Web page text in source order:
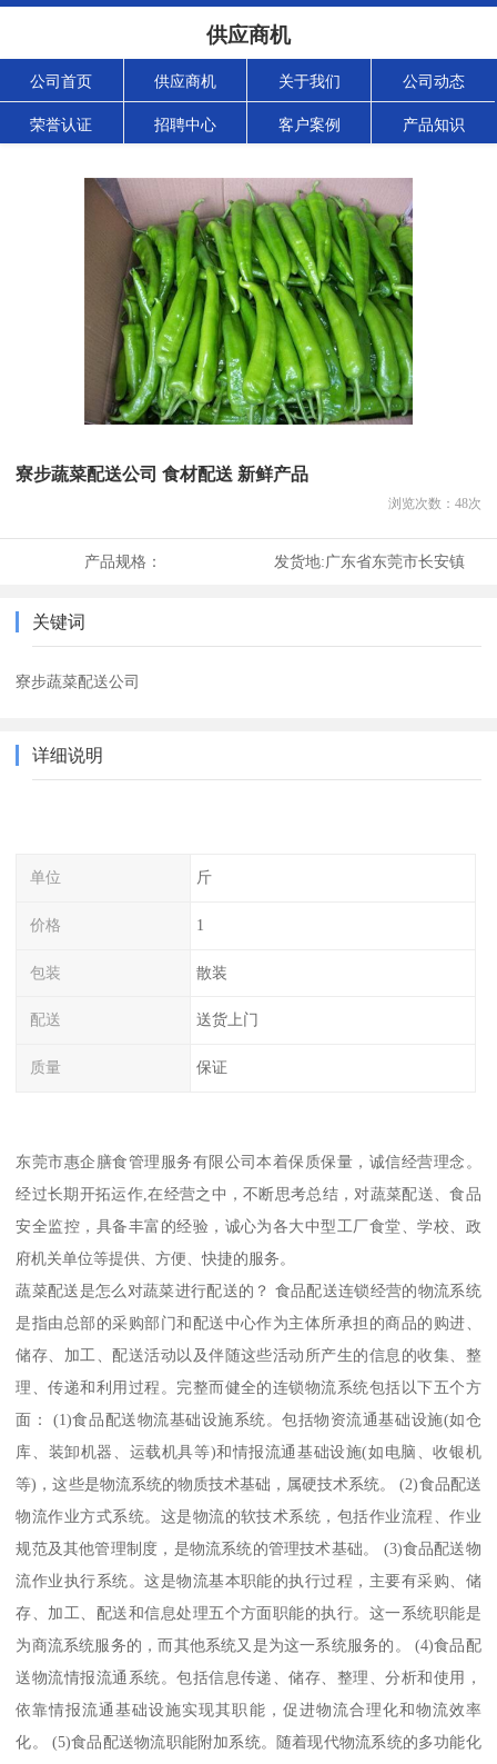
供应商机
公司首页 供应商机 关于我们 公司动态
荣誉认证 招聘中心 客户案例 产品知识
寮步蔬菜配送公司 食材配送 新鲜产品
浏览次数： 48次
产品规格： 发货地:广东省东莞市长安镇
关键词
寮步蔬菜配送公司
详细说明
单位 斤
价格 1
包装 散装
配送 送货上门
质量 保证
东莞市惠企膳食管理服务有限公司本着保质保量，诚信经营理念。
经过长期开拓运作,在经营之中，不断思考总结，对蔬菜配送、食品
安全监控，具备丰富的经验，诚心为各大中型工厂食堂、学校、政
府机关单位等提供、方便、快捷的服务。
蔬菜配送是怎么对蔬菜进行配送的？ 食品配送连锁经营的物流系统
是指由总部的采购部门和配送中心作为主体所承担的商品的购进、
储存、加工、配送活动以及伴随这些活动所产生的信息的收集、整
理、传递和利用过程。完整而健全的连锁物流系统包括以下五个方
面： (1)食品配送物流基础设施系统。包括物资流通基础设施(如仓
库、装卸机器、运载机具等)和情报流通基础设施(如电脑、收银机
等)，这些是物流系统的物质技术基础，属硬技术系统。 (2)食品配送
物流作业方式系统。这是物流的软技术系统，包括作业流程、作业
规范及其他管理制度，是物流系统的管理技术基础。 (3)食品配送物
流作业执行系统。这是物流基本职能的执行过程，主要有采购、储
存、加工、配送和信息处理五个方面职能的执行。这一系统职能是
为商流系统服务的，而其他系统又是为这一系统服务的。 (4)食品配
送物流情报流通系统。包括信息传递、储存、整理、分析和使用，
依靠情报流通基础设施实现其职能，促进物流合理化和物流效率
化。 (5)食品配送物流职能附加系统。随着现代物流系统的多功能化